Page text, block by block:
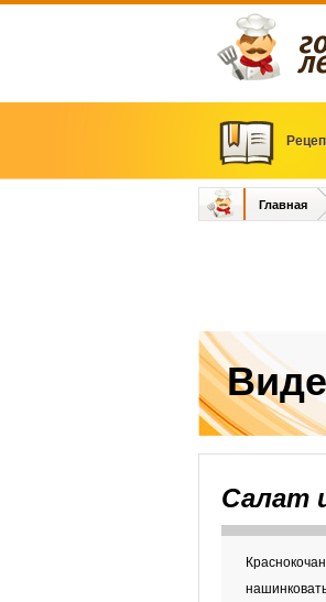
Главная
Салат